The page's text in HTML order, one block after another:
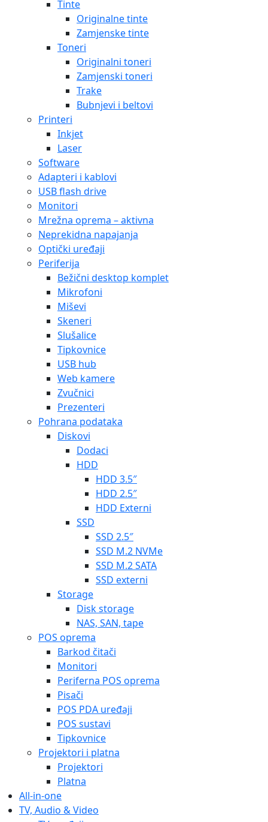
Tinte
Originalne tinte
Zamjenske tinte
Toneri
Originalni toneri
Zamjenski toneri
Trake
Bubnjevi i beltovi
Printeri
Inkjet
Laser
Software
Adapteri i kablovi
USB flash drive
Monitori
Mrežna oprema – aktivna
Neprekidna napajanja
Optički uređaji
Periferija
Bežični desktop komplet
Mikrofoni
Miševi
Skeneri
Slušalice
Tipkovnice
USB hub
Web kamere
Zvučnici
Prezenteri
Pohrana podataka
Diskovi
Dodaci
HDD
HDD 3.5″
HDD 2.5″
HDD Externi
SSD
SSD 2.5″
SSD M.2 NVMe
SSD M.2 SATA
SSD externi
Storage
Disk storage
NAS, SAN, tape
POS oprema
Barkod čitači
Monitori
Periferna POS oprema
Pisači
POS PDA uređaji
POS sustavi
Tipkovnice
Projektori i platna
Projektori
Platna
All-in-one
TV, Audio & Video